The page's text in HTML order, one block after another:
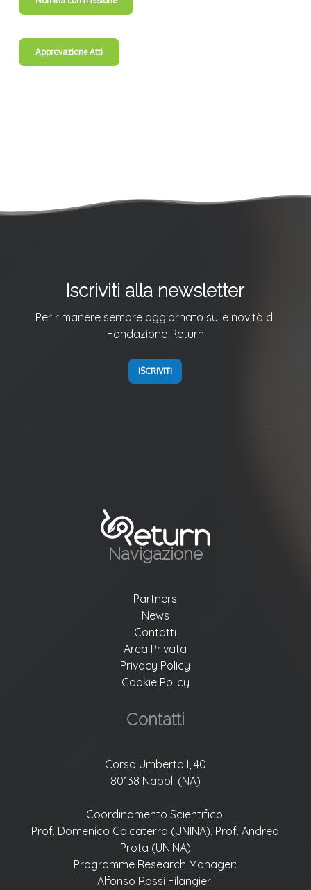
Approvazione Atti
Iscriviti alla newsletter
Per rimanere sempre aggiornato sulle novità di
Fondazione Return
ISCRIVITI
Navigazione
Partners
News
Contatti
Area Privata
Privacy Policy
Cookie Policy
Contatti
Corso Umberto I, 40
80138 Napoli (NA)
Coordinamento Scientifico:
Prof. Domenico Calcaterra (UNINA), Prof. Andrea
Prota (UNINA)
Programme Research Manager:
Alfonso Rossi Filangieri